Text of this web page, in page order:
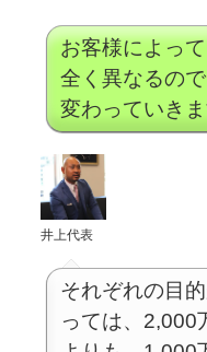
お客様によっ
全く異なるの
変わっていきま
井上代表
それぞれの目
っては、2,000